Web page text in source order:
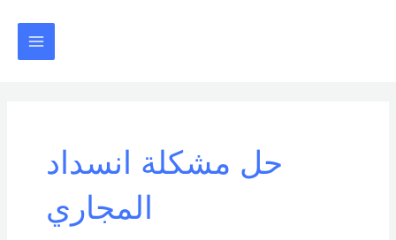
حل مشكلة انسداد
المجاري